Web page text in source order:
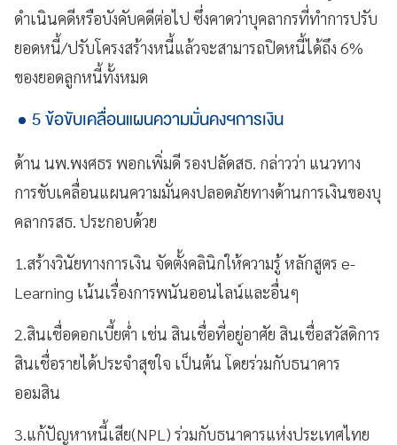
ดำเนินคดีหรือบังคับคดีต่อไป ซึ่งคาดว่าบุคลากรที่ทำการปรับ
ยอดหนี้/ปรับโครงสร้างหนี้แล้วจะสามารถปิดหนี้ได้ถึง 6%
ของยอดลูกหนี้ทั้งหมด
5 ข้อขับเคลื่อนแผนความมั่นคงฯการเงิน
ด้าน นพ.พงศธร พอกเพิ่มดี รองปลัดสธ. กล่าวว่า แนวทาง
การขับเคลื่อนแผนความมั่นคงปลอดภัยทางด้านการเงินของบุ
คลากรสธ. ประกอบด้วย
1.สร้างวินัยทางการเงิน จัดตั้งคลินิกให้ความรู้ หลักสูตร e-
Learning เน้นเรื่องการพนันออนไลน์และอื่นๆ
2.สินเชื่อดอกเบี้ยต่ำ เช่น สินเชื่อที่อยู่อาศัย สินเชื่อสวัสดิการ
สินเชื่อรายได้ประจำสุขใจ เป็นต้น โดยร่วมกับธนาคาร
ออมสิน
3.แก้ปัญหาหนี้เสีย(NPL) ร่วมกับธนาคารแห่งประเทศไทย